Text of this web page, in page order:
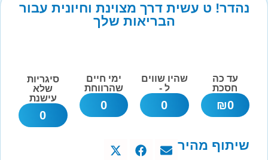
נהדר! ט עשית דרך מצוינת וחיונית עבור
הבריאות שלך
עד כה
חסכת
0
₪
שהיו שווים
ל -
0
ימי חיים
שהרווחת
0
סיגריות
שלא
עישנת
0
שיתוף מהיר